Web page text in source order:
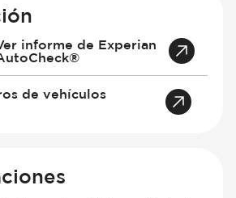
informe de Experian
de vehículos